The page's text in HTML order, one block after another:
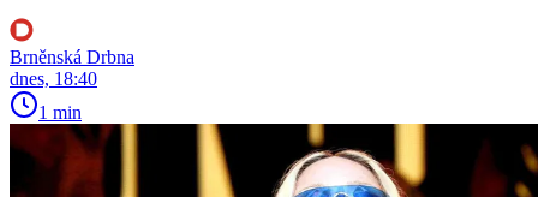
Brněnská Drbna
dnes, 18:40
1 min